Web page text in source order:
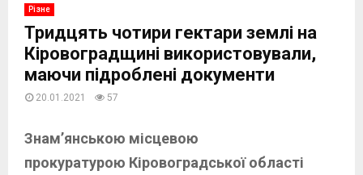
Різне
Тридцять чотири гектари землі на
Кіровоградщині використовували,
маючи підроблені документи
20.01.2021 57
Знам’янською місцевою
прокуратурою Кіровоградської області